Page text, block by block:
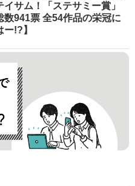
サム！「ステサミー賞」
数941票 全54作品の栄冠に
!?】